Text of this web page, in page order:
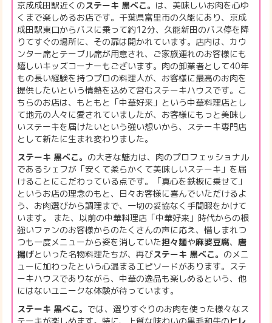
京成成田駅近くの ステーキ 黒べこ。 は、美味しいお肉を心ゆ
くまで楽しめるお店です。千葉県富里市の久能にあり、京成
成田駅東口からバスに乗って約12分、久能新田のバス停を降
りてすぐの場所に、その扉は開かれています。店内は、カウ
ンター席とテーブル席が用意され、ご家族連れのお客様にも
嬉しいキッズコーナーもございます。肉の卸業者として40年
もの長い経験を持つプロの料理人が、お客様に最高のお肉を
提供したいという情熱を込めて営むステーキハウスです。こ
ちらのお店は、もともと「中華好来」という中華料理店とし
て地元の人々に愛されていましたが、お客様にもっと美味し
いステーキを届けたいという強い想いから、ステーキ専門店
として新たに生まれ変わりました。
ステーキ 黒べこ。 の大きな魅力は、肉のプロフェッショナル
であるシェフが「安くて柔らかくて美味しいステーキ」を届
けることにこだわっている点です。「真心を鉄板に乗せて」
というお店の理念のもと、日々お客様に喜んでいただけるよ
う、お肉選びから調理まで、一切の妥協なく手間暇をかけて
います。 また、以前の中華料理店「中華好来」時代からの根
強いファンのお客様からのたくさんの声に応え、惜しまれつ
つも一度メニューから姿を消していた担々麺や麻婆豆腐、唐
揚げといった名物料理たちが、再びステーキ 黒べこ。 のメニ
ューに加わったという心温まるエピソードがあります。ステ
ーキハウスでありながら、中華の逸品も楽しめるという、他
にはないユニークな体験が待っています。
ステーキ 黒べこ。 では、選りすぐりのお肉を使った様々なス
テーキが楽しめます。特に、上質な味わいの黒毛和牛のヒレ